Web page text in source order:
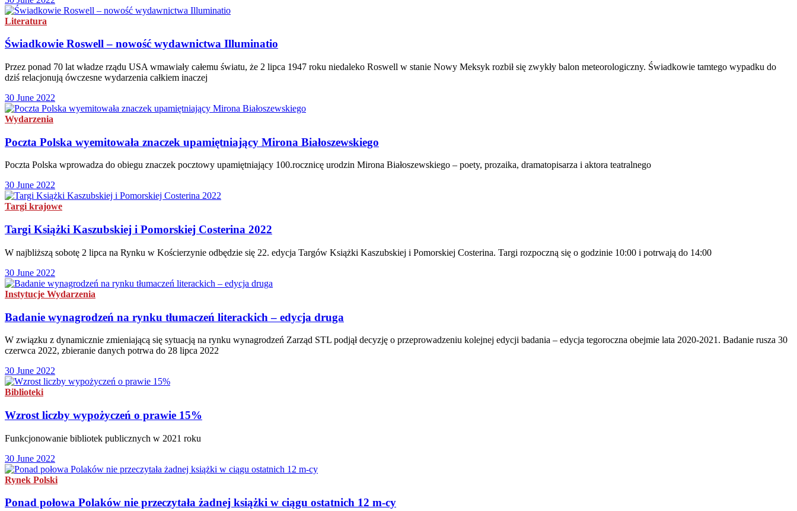
Literatura
Świadkowie Roswell – nowość wydawnictwa Illuminatio
Przez ponad 70 lat władze rządu USA wmawiały całemu światu, że 2 lipca 1947 roku niedaleko Roswell w stanie Nowy Meksyk rozbił się zwykły balon meteorologiczny. Świadkowie tamtego wypadku do
dziś relacjonują ówczesne wydarzenia całkiem inaczej
30 June 2022
Wydarzenia
Poczta Polska wyemitowała znaczek upamiętniający Mirona Białoszewskiego
Poczta Polska wprowadza do obiegu znaczek pocztowy upamiętniający 100.rocznicę urodzin Mirona Białoszewskiego – poety, prozaika, dramatopisarza i aktora teatralnego
30 June 2022
Targi krajowe
Targi Książki Kaszubskiej i Pomorskiej Costerina 2022
W najbliższą sobotę 2 lipca na Rynku w Kościerzynie odbędzie się 22. edycja Targów Książki Kaszubskiej i Pomorskiej Costerina. Targi rozpoczną się o godzinie 10:00 i potrwają do 14:00
30 June 2022
Instytucje Wydarzenia
Badanie wynagrodzeń na rynku tłumaczeń literackich – edycja druga
W związku z dynamicznie zmieniającą się sytuacją na rynku wynagrodzeń Zarząd STL podjął decyzję o przeprowadzeniu kolejnej edycji badania – edycja tegoroczna obejmie lata 2020-2021. Badanie rusza 30
czerwca 2022, zbieranie danych potrwa do 28 lipca 2022
30 June 2022
Biblioteki
Wzrost liczby wypożyczeń o prawie 15%
Funkcjonowanie bibliotek publicznych w 2021 roku
30 June 2022
Rynek Polski
Ponad połowa Polaków nie przeczytała żadnej książki w ciągu ostatnich 12 m-cy